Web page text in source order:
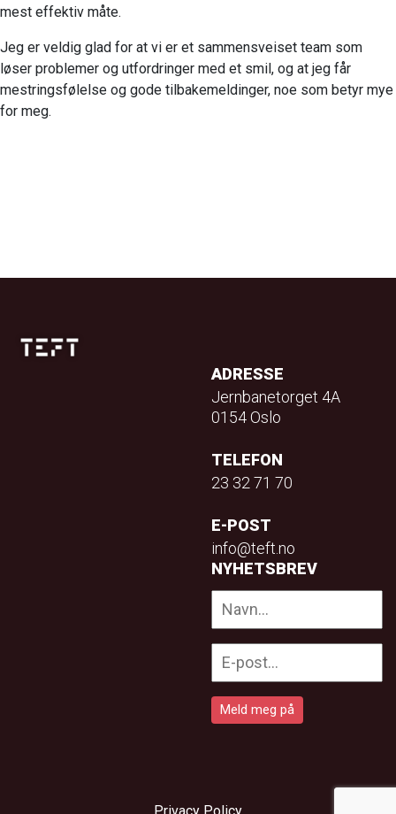
mest effektiv måte.
Jeg er veldig glad for at vi er et sammensveiset team som
løser problemer og utfordringer med et smil, og at jeg får
mestringsfølelse og gode tilbakemeldinger, noe som betyr mye
for meg.
ADRESSE
Jernbanetorget 4A
0154 Oslo
TELEFON
23 32 71 70
E-POST
info@teft.no
NYHETSBREV